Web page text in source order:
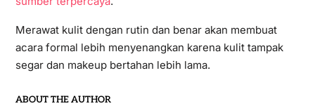
Merawat kulit dengan rutin dan benar akan membuat
acara formal lebih menyenangkan karena kulit tampak
segar dan makeup bertahan lebih lama.
ABOUT THE AUTHOR